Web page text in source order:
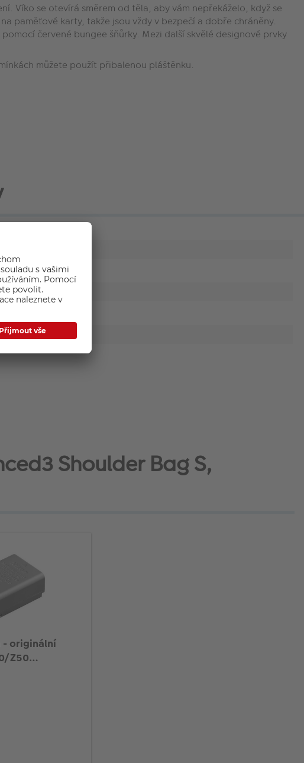
Víko se otevírá směrem od těla, aby vám nepřekáželo, když se
paměťové karty, takže jsou vždy v bezpečí a dobře chráněny.
červené bungee šňůrky. Mezi další skvělé designové prvky
můžete použít přibalenou pláštěnku.
Shoulder Bag S,
- originální
Z50